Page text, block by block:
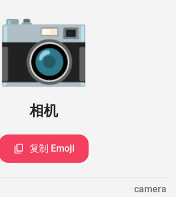
📷
相机
复制 Emoji
camera